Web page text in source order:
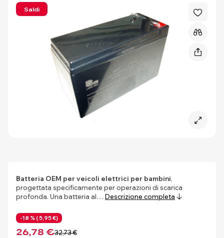
Saldi
Batteria OEM per veicoli elettrici per bambini
progettata specificamente per operazioni di scarica
profonda. Una batteria al… Descrizione completa
-18 % (5,95 €)
26,78 €32,73 €